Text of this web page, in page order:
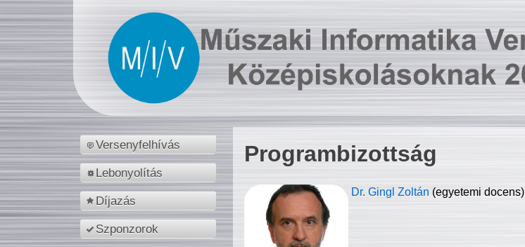
Versenyfelhívás
Lebonyolítás
Díjazás
Szponzorok
Programbizottság
Dr. Gingl Zoltán (egyetemi docens)